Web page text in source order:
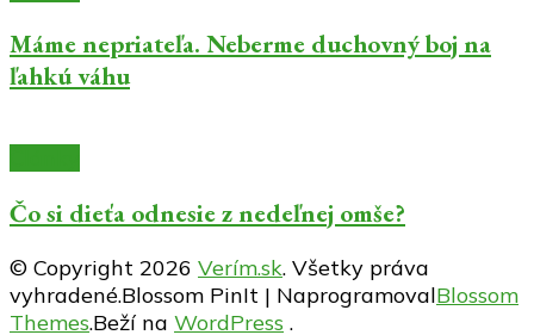
Máme nepriateľa. Neberme duchovný boj na
ľahkú váhu
Čo si dieťa odnesie z nedeľnej omše?
© Copyright 2026 Verím.sk. Všetky práva
vyhradené.Blossom PinIt | NaprogramovalBlossom
Themes.Beží na WordPress .